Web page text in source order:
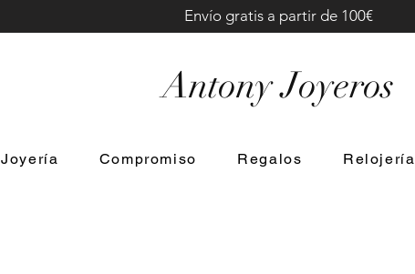
Antony Joyeros
Envío gratis a partir de 100€
Joyería Compromiso Regalos Relojería